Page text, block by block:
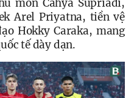
môn Cahya Supriadi,
Arel Priyatna, tiền vệ
Hokky Caraka, mang
tế dày dạn.